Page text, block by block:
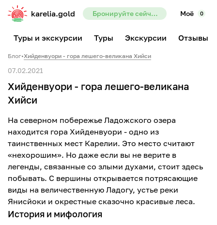
karelia.gold Бронируйте сейчас — предоплата всего 10% Моё 0
Туры и экскурсии Туры Экскурсии Отзывы
Блог•Хийденвуори - гора лешего-великана Хийси
07.02.2021
Хийденвуори - гора лешего-великана
Хийси
На северном побережье Ладожского озера
находится гора Хийденвуори - одно из
таинственных мест Карелии. Это место считают
«нехорошим». Но даже если вы не верите в
легенды, связанные со злыми духами, стоит здесь
побывать. С вершины открывается потрясающие
виды на величественную Ладогу, устье реки
Янисйоки и окрестные сказочно красивые леса.
История и мифология